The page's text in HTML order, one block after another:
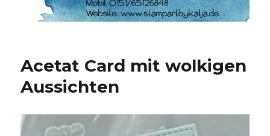
Acetat Card mit wolkigen
Aussichten